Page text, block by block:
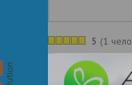
5 (1
+ 375